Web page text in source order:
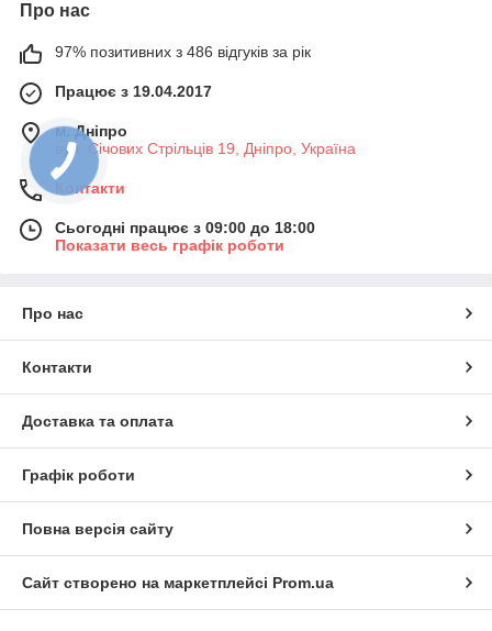
Про нас
97% позитивних з 486 відгуків за рік
Працює з 19.04.2017
м. Дніпро
вул. Січових Стрільців 19, Дніпро, Україна
Контакти
Сьогодні працює з 09:00 до 18:00
Показати весь графік роботи
Про нас
Контакти
Доставка та оплата
Графік роботи
Повна версія сайту
Сайт створено на маркетплейсі Prom.ua